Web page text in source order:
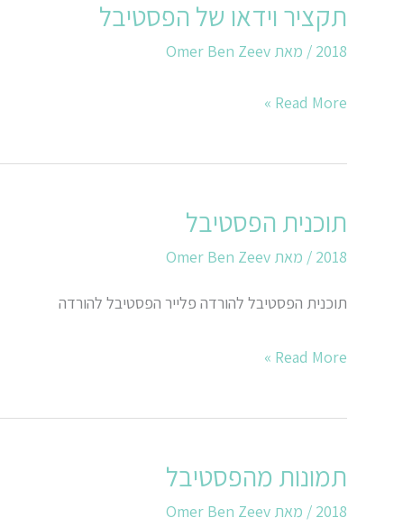
תקציר וידאו של הפסטיבל
2018 / מאת Omer Ben Zeev
תקציר
וידאו
הפסטיבל
Read More »
תוכנית הפסטיבל
2018 / מאת Omer Ben Zeev
תוכנית הפסטיבל להורדה פלייר הפסטיבל להורדה
תוכנית
הפסטיבל
Read More »
תמונות מהפסטיבל
2018 / מאת Omer Ben Zeev
תמונות
מהפסטיבל